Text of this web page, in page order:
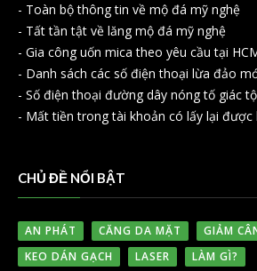
- Toàn bộ thông tin về mộ đá mỹ nghệ
- Tất tần tật về lăng mộ đá mỹ nghệ
- Gia công uốn mica theo yêu cầu tại
- Danh sách các số điện thoại lừa đảo
- Số điện thoại đường dây nóng tố giác
- Mất tiền trong tài khoản có lấy lại được
CHỦ ĐỀ NỔI BẬT
AN PHÁT CĂNG DA MẶT
GIẢM
KEO DÁN GẠCH
LASER
LÀM GÌ?